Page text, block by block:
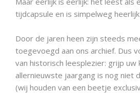
tijdcapsule en is simpelweg
Door de jaren heen zijn steeds
toegevoegd aan ons archief. Dus
van historisch leesplezier: grijp uw
allernieuwste jaargang is nog niet
(wij houden van een beetje